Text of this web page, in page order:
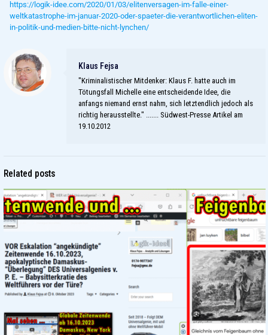
https://logik-idee.com/2020/01/03/elitenversagen-im-falle-einer-
weltkatastrophe-im-januar-2020-oder-spaeter-die-verantwortlichen-eliten-
in-politik-und-medien-bitte-nicht-lynchen/
Klaus Fejsa
"Kriminalistischer Mitdenker: Klaus F. hatte auch im
Tötungsfall Michelle eine entscheidende Idee, die
anfangs niemand ernst nahm, sich letztendlich jedoch als
richtig herausstellte." ....... Südwest-Presse Artikel am
19.10.2012
Related posts